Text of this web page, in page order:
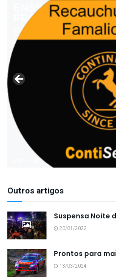
Outros artigos
Suspensa Noite
20/01/2022
Prontos para
13/03/2024